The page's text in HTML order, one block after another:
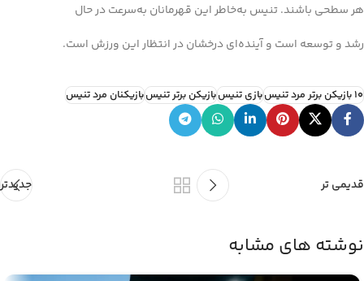
هر سطحی باشند. تنیس به‌خاطر این قهرمانان به‌سرعت در حال
رشد و توسعه است و آینده‌ای درخشان در انتظار این ورزش است.
10 بازیکن برتر مرد تنیس بازی تنیسبازیکن برتر تنیسبازیکنان مرد تنیس
جدیدتر قدیمی تر
نوشته های مشابه